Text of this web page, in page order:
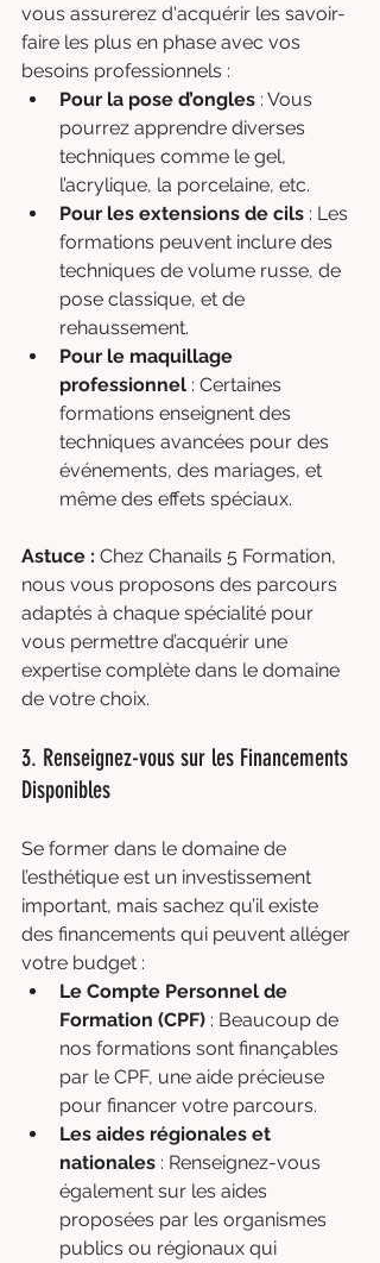
vous assurerez d'acquérir les savoir-
faire les plus en phase avec vos
besoins professionnels :
Pour la pose d’ongles : Vous
pourrez apprendre diverses
techniques comme le gel,
l’acrylique, la porcelaine, etc.
Pour les extensions de cils : Les
formations peuvent inclure des
techniques de volume russe, de
pose classique, et de
rehaussement.
Pour le maquillage
professionnel : Certaines
formations enseignent des
techniques avancées pour des
événements, des mariages, et
même des effets spéciaux.
Astuce : Chez Chanails 5 Formation,
nous vous proposons des parcours
adaptés à chaque spécialité pour
vous permettre d’acquérir une
expertise complète dans le domaine
de votre choix.
3. Renseignez-vous sur les Financements
Disponibles
Se former dans le domaine de
l’esthétique est un investissement
important, mais sachez qu’il existe
des financements qui peuvent alléger
votre budget :
Le Compte Personnel de
Formation (CPF) : Beaucoup de
nos formations sont finançables
par le CPF, une aide précieuse
pour financer votre parcours.
Les aides régionales et
nationales : Renseignez-vous
également sur les aides
proposées par les organismes
publics ou régionaux qui